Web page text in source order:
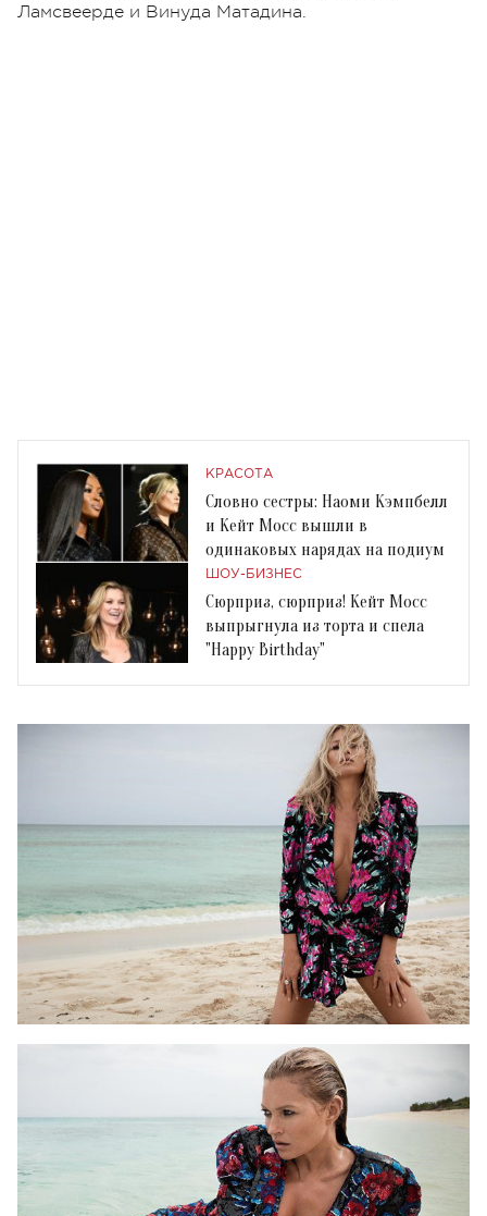
Ламсвеерде и Винуда Матадина.
КРАСОТА
Словно сестры: Наоми Кэмпбелл
и Кейт Мосс вышли в
одинаковых нарядах на подиум
ШОУ-БИЗНЕС
Сюрприз, сюрприз! Кейт Мосс
выпрыгнула из торта и спела
"Happy Birthday"